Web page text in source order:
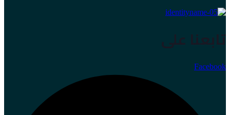
تابعنا على
Facebook